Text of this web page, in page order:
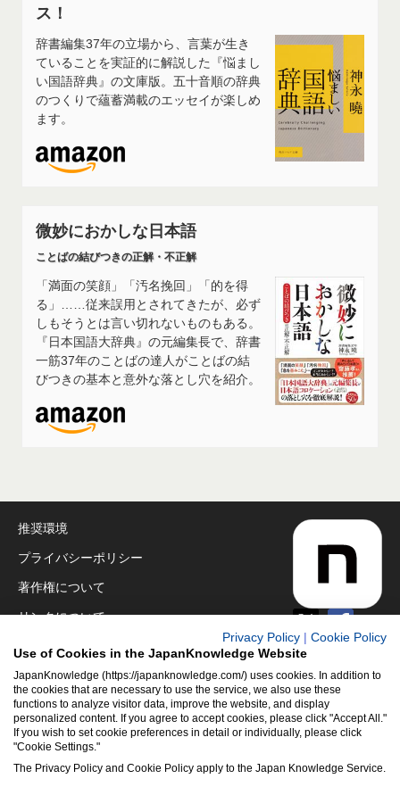
ス！
辞書編集37年の立場から、言葉が生き
ていることを実証的に解説した『悩まし
い国語辞典』の文庫版。五十音順の辞典
のつくりで蘊蓄満載のエッセイが楽しめ
ます。
微妙におかしな日本語
ことばの結びつきの正解・不正解
「満面の笑顔」「汚名挽回」「的を得
る」……従来誤用とされてきたが、必ず
しもそうとは言い切れないものもある。
『日本国語大辞典』の元編集長で、辞書
一筋37年のことばの達人がことばの結
びつきの基本と意外な落とし穴を紹介。
推奨環境
プライバシーポリシー
著作権について
リンクについて
免責事項
運営会社
アクセシビリティ対応
クッキーポリシー
Cookie設定
Privacy Policy
Cookie Policy
Use of Cookies in the JapanKnowledge Website
JapanKnowledge (https://japanknowledge.com/) uses cookies. In addition to
the cookies that are necessary to use the service, we also use these
functions to analyze visitor data, improve the website, and display
personalized content. If you agree to accept cookies, please click "Accept All."
If you wish to set cookie preferences in detail or individually, please click
"Cookie Settings."
The Privacy Policy and Cookie Policy apply to the Japan Knowledge Service.